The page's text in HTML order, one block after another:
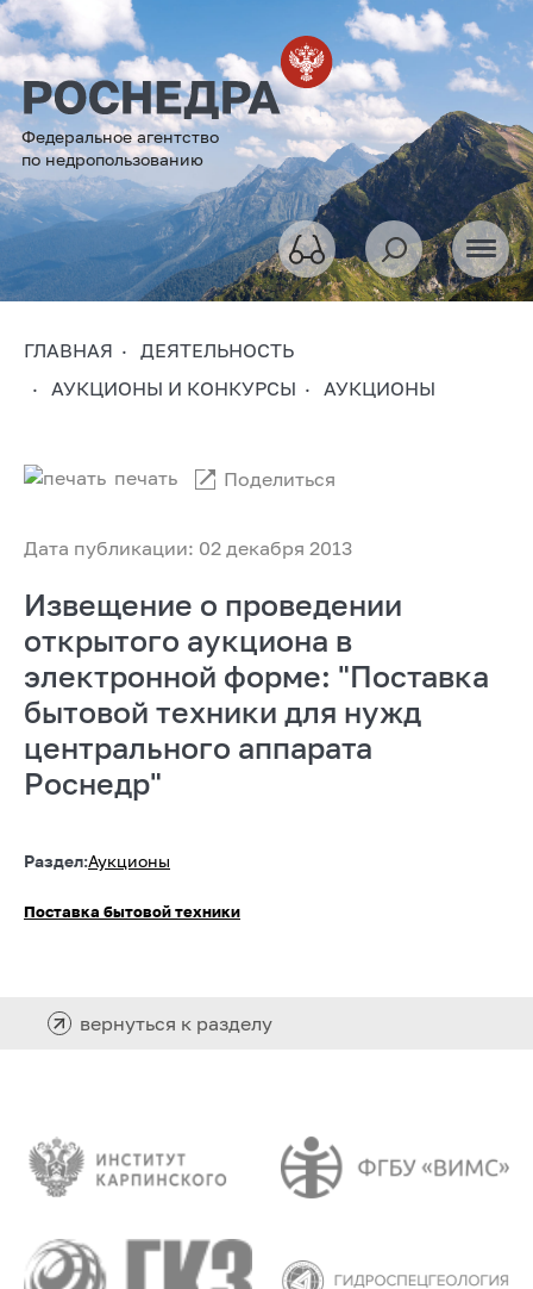
Федеральное агентство
по недропользованию
ГЛАВНАЯ
ДЕЯТЕЛЬНОСТЬ
АУКЦИОНЫ И КОНКУРСЫ
АУКЦИОНЫ
Дата публикации: 02 декабря 2013
печать Поделиться
Извещение о проведении
открытого аукциона в
электронной форме: "Поставка
бытовой техники для нужд
центрального аппарата
Роснедр"
Раздел:Аукционы
Поставка бытовой техники
вернуться к разделу